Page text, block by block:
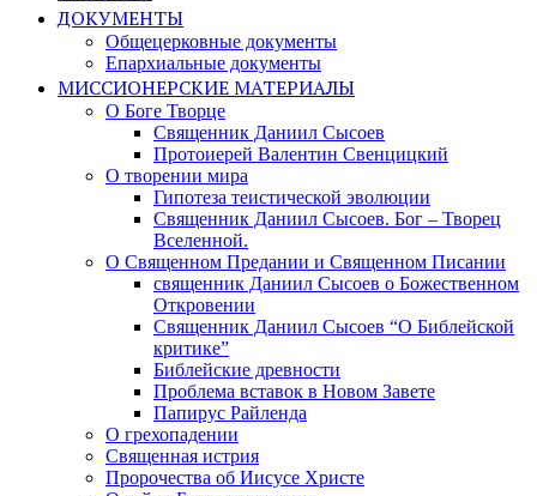
ДОКУМЕНТЫ
Общецерковные документы
Епархиальные документы
МИССИОНЕРСКИЕ МАТЕРИАЛЫ
О Боге Творце
Священник Даниил Сысоев
Протоиерей Валентин Свенцицкий
О творении мира
Гипотеза теистической эволюции
Священник Даниил Сысоев. Бог – Творец
Вселенной.
О Священном Предании и Священном Писании
священник Даниил Сысоев о Божественном
Откровении
Священник Даниил Сысоев “О Библейской
критике”
Библейские древности
Проблема вставок в Новом Завете
Папирус Райленда
О грехопадении
Священная истрия
Пророчества об Иисусе Христе